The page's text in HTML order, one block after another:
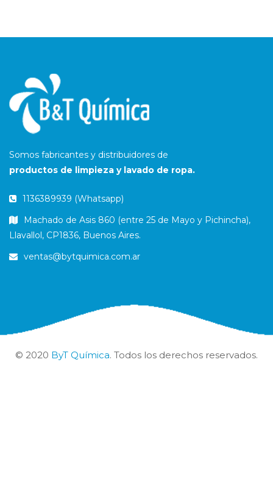
Somos fabricantes y distribuidores de
productos de limpieza y lavado de ropa.
1136389939 (Whatsapp)
Machado de Asis 860 (entre 25 de Mayo y Pichincha),
Llavallol, CP1836, Buenos Aires.
ventas@bytquimica.com.ar
© 2020 ByT Química. Todos los derechos reservados.